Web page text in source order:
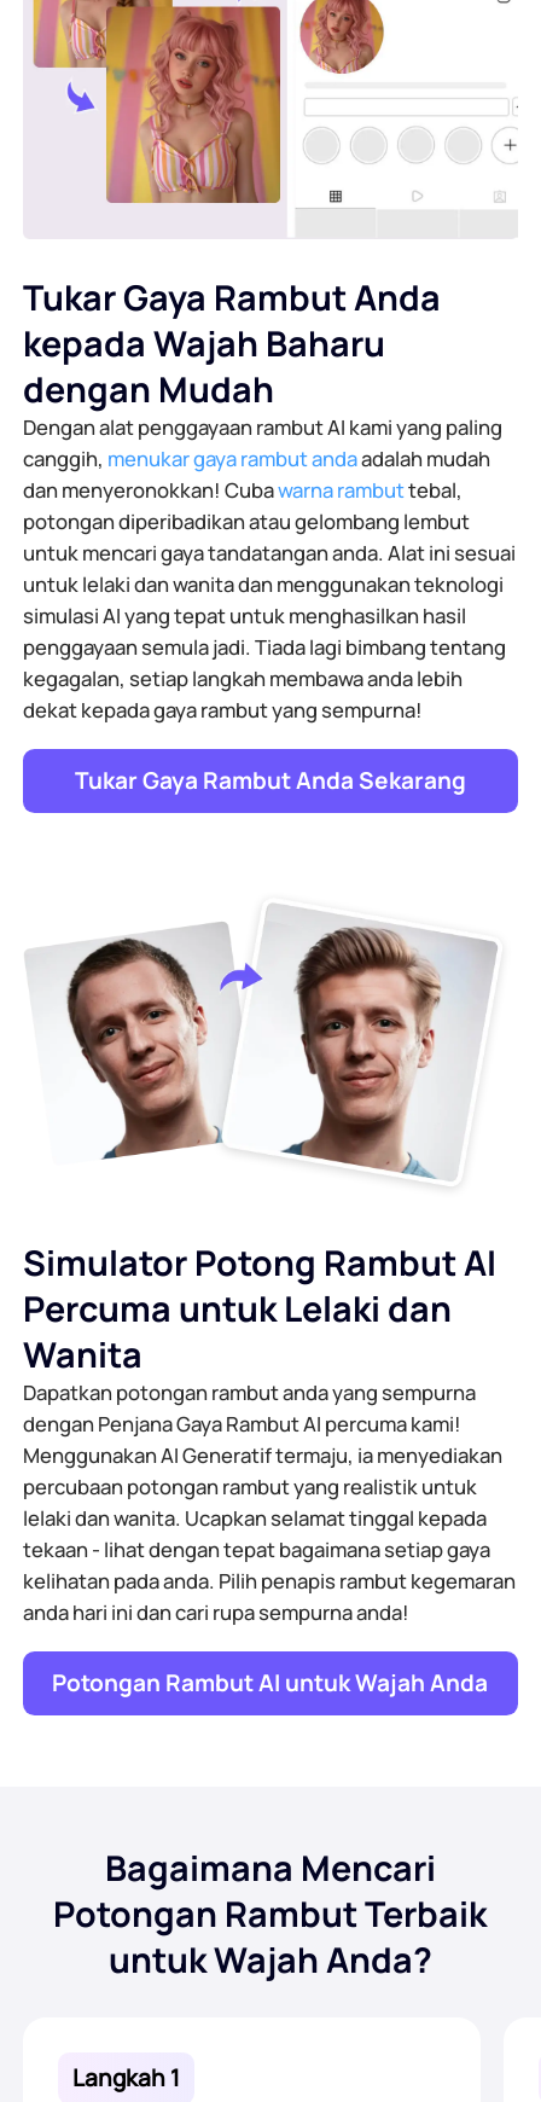
Tukar Gaya Rambut Anda
kepada Wajah Baharu
dengan Mudah
Dengan alat penggayaan rambut AI kami yang paling
canggih, menukar gaya rambut andaadalah mudah
dan menyeronokkan! Cubawarna rambuttebal,
potongan diperibadikan atau gelombang lembut
untuk mencari gaya tandatangan anda. Alat ini sesuai
untuk lelaki dan wanita dan menggunakan teknologi
simulasi AI yang tepat untuk menghasilkan hasil
penggayaan semula jadi. Tiada lagi bimbang tentang
kegagalan, setiap langkah membawa anda lebih
dekat kepada gaya rambut yang sempurna!
Tukar Gaya Rambut Anda Sekarang
Simulator Potong Rambut AI
Percuma untuk Lelaki dan
Wanita
Dapatkan potongan rambut anda yang sempurna
dengan Penjana Gaya Rambut AI percuma kami!
Menggunakan AI Generatif termaju, ia menyediakan
percubaan potongan rambut yang realistik untuk
lelaki dan wanita. Ucapkan selamat tinggal kepada
tekaan - lihat dengan tepat bagaimana setiap gaya
kelihatan pada anda. Pilih penapis rambut kegemaran
anda hari ini dan cari rupa sempurna anda!
Potongan Rambut AI untuk Wajah Anda
Bagaimana Mencari
Potongan Rambut Terbaik
untuk Wajah Anda?
Langkah 1